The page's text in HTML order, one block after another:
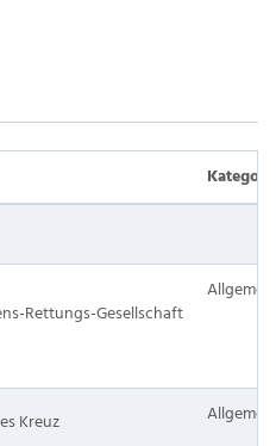
Rettungs-Gesellschaft
Allgemein
Kreuz Allgemein